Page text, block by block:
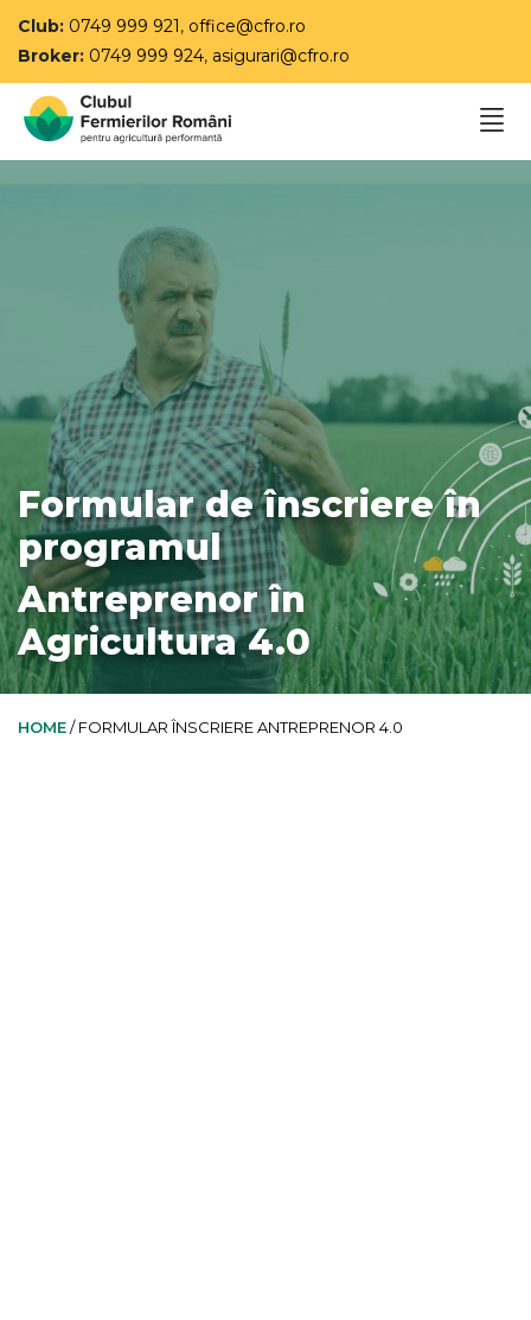
Club: 0749 999 921, office@cfro.ro
Broker: 0749 999 924, asigurari@cfro.ro
Formular de înscriere în
programul
Antreprenor în
Agricultura 4.0
HOME/FORMULAR ÎNSCRIERE ANTREPRENOR 4.0